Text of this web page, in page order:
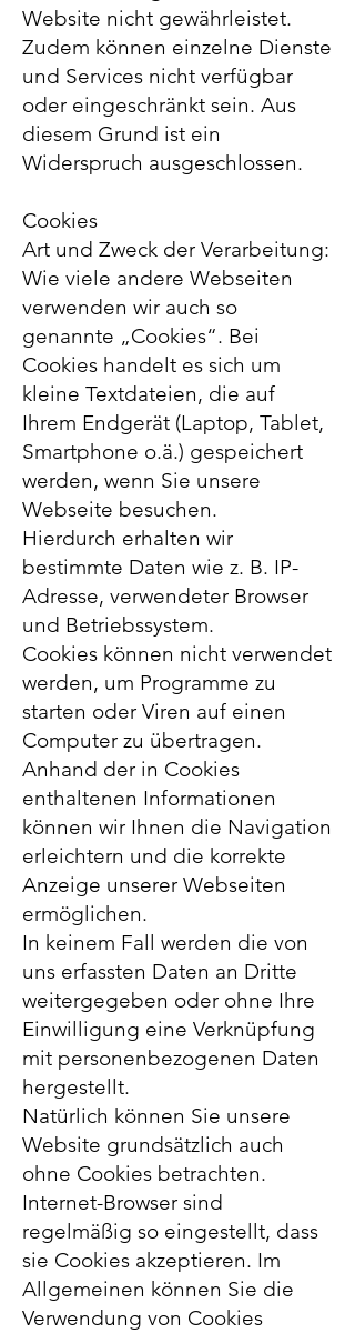
Website nicht gewährleistet.
Zudem können einzelne Dienste
und Services nicht verfügbar
oder eingeschränkt sein. Aus
diesem Grund ist ein
Widerspruch ausgeschlossen.
Cookies
Art und Zweck der Verarbeitung:
Wie viele andere Webseiten
verwenden wir auch so
genannte „Cookies“. Bei
Cookies handelt es sich um
kleine Textdateien, die auf
Ihrem Endgerät (Laptop, Tablet,
Smartphone o.ä.) gespeichert
werden, wenn Sie unsere
Webseite besuchen.
Hierdurch erhalten wir
bestimmte Daten wie z. B. IP-
Adresse, verwendeter Browser
und Betriebssystem.
Cookies können nicht verwendet
werden, um Programme zu
starten oder Viren auf einen
Computer zu übertragen.
Anhand der in Cookies
enthaltenen Informationen
können wir Ihnen die Navigation
erleichtern und die korrekte
Anzeige unserer Webseiten
ermöglichen.
In keinem Fall werden die von
uns erfassten Daten an Dritte
weitergegeben oder ohne Ihre
Einwilligung eine Verknüpfung
mit personenbezogenen Daten
hergestellt.
Natürlich können Sie unsere
Website grundsätzlich auch
ohne Cookies betrachten.
Internet-Browser sind
regelmäßig so eingestellt, dass
sie Cookies akzeptieren. Im
Allgemeinen können Sie die
Verwendung von Cookies